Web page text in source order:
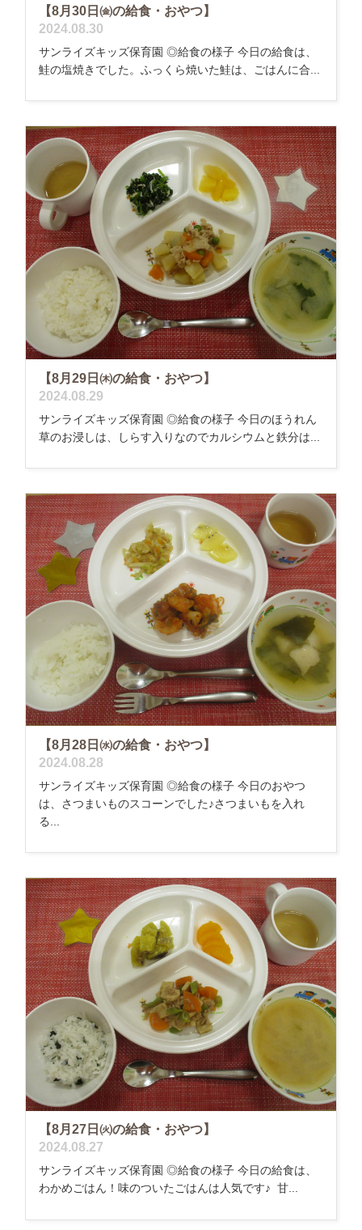
【8月30日㈮の給食・おやつ】
2024.08.30
サンライズキッズ保育園 ◎給食の様子 今日の給食は、
鮭の塩焼きでした。ふっくら焼いた鮭は、ごはんに合...
【8月29日㈭の給食・おやつ】
2024.08.29
サンライズキッズ保育園 ◎給食の様子 今日のほうれん
草のお浸しは、しらす入りなのでカルシウムと鉄分は...
【8月28日㈬の給食・おやつ】
2024.08.28
サンライズキッズ保育園 ◎給食の様子 今日のおやつ
は、さつまいものスコーンでした♪さつまいもを入れ
る...
【8月27日㈫の給食・おやつ】
2024.08.27
サンライズキッズ保育園 ◎給食の様子 今日の給食は、
わかめごはん！味のついたごはんは人気です♪ 甘...